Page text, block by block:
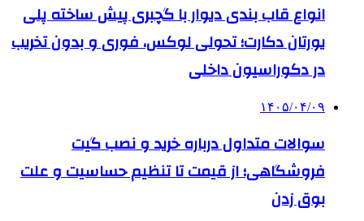
انواع قاب بندی دیوار با گچبری پیش ساخته پلی
یورتان دکارت؛ تحولی لوکس، فوری و بدون تخریب
در دکوراسیون داخلی
۱۴۰۵/۰۴/۰۹
سوالات متداول درباره خرید و نصب گیت
فروشگاهی؛ از قیمت تا تنظیم حساسیت و علت
بوق زدن